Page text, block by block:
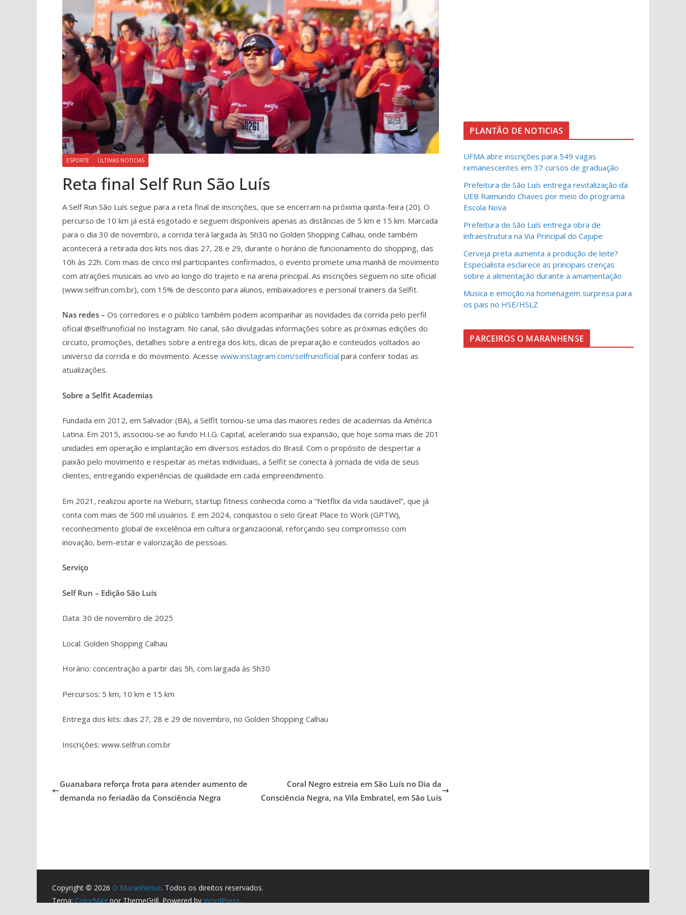
ESPORTE ÚLTIMAS NOTICIAS
Reta final Self Run São Luís
A Self Run São Luís segue para a reta final de inscrições, que se encerram na próxima quinta-feira (20). O
percurso de 10 km já está esgotado e seguem disponíveis apenas as distâncias de 5 km e 15 km. Marcada
para o dia 30 de novembro, a corrida terá largada às 5h30 no Golden Shopping Calhau, onde também
acontecerá a retirada dos kits nos dias 27, 28 e 29, durante o horário de funcionamento do shopping, das
10h às 22h. Com mais de cinco mil participantes confirmados, o evento promete uma manhã de movimento
com atrações musicais ao vivo ao longo do trajeto e na arena principal. As inscrições seguem no site oficial
(www.selfrun.com.br), com 15% de desconto para alunos, embaixadores e personal trainers da Selfit.
Nas redes – Os corredores e o público também podem acompanhar as novidades da corrida pelo perfil
oficial @selfrunoficial no Instagram. No canal, são divulgadas informações sobre as próximas edições do
circuito, promoções, detalhes sobre a entrega dos kits, dicas de preparação e conteúdos voltados ao
universo da corrida e do movimento. Acesse www.instagram.com/selfrunoficial para conferir todas as
atualizações.
Sobre a Selfit Academias
Fundada em 2012, em Salvador (BA), a Selfit tornou-se uma das maiores redes de academias da América
Latina. Em 2015, associou-se ao fundo H.I.G. Capital, acelerando sua expansão, que hoje soma mais de 201
unidades em operação e implantação em diversos estados do Brasil. Com o propósito de despertar a
paixão pelo movimento e respeitar as metas individuais, a Selfit se conecta à jornada de vida de seus
clientes, entregando experiências de qualidade em cada empreendimento.
Em 2021, realizou aporte na Weburn, startup fitness conhecida como a “Netflix da vida saudável”, que já
conta com mais de 500 mil usuários. E em 2024, conquistou o selo Great Place to Work (GPTW),
reconhecimento global de excelência em cultura organizacional, reforçando seu compromisso com
inovação, bem-estar e valorização de pessoas.
Serviço
Self Run – Edição São Luís
Data: 30 de novembro de 2025
Local: Golden Shopping Calhau
Horário: concentração a partir das 5h, com largada às 5h30
Percursos: 5 km, 10 km e 15 km
Entrega dos kits: dias 27, 28 e 29 de novembro, no Golden Shopping Calhau
Inscrições: www.selfrun.com.br
Guanabara reforça frota para atender aumento de
demanda no feriadão da Consciência Negra
Coral Negro estreia em São Luís no Dia da
Consciência Negra, na Vila Embratel, em São Luís
PLANTÃO DE NOTICIAS
UFMA abre inscrições para 549 vagas
remanescentes em 37 cursos de graduação
Prefeitura de São Luís entrega revitalização da
UEB Raimundo Chaves por meio do programa
Escola Nova
Prefeitura de São Luís entrega obra de
infraestrutura na Via Principal do Cajupe
Cerveja preta aumenta a produção de leite?
Especialista esclarece as principais crenças
sobre a alimentação durante a amamentação
Musica e emoção na homenagem surpresa para
os pais no HSE/HSLZ
PARCEIROS O MARANHENSE
Copyright © 2026 O Maranhense. Todos os direitos reservados.
Tema: ColorMag por ThemeGrill. Powered by WordPress.